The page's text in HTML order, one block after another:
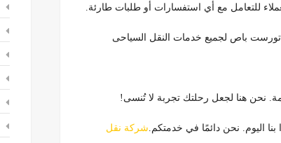
للتعامل مع أي استفسارات أو طلبات طارئة.
تورست باص لجميع خدمات النقل السياحى
نحن هنا لجعل رحلتك تجربة لا تُنسى!
بنا اليوم. نحن دائمًا في خدمتكم.شركة نقل